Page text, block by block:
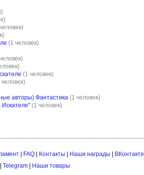
(1 человек)
(1 человек)
человек)
авторы) Фантастика (1 человек)
(1 человек)
| FAQ| Контакты Наши награды
ВКонтакте
Telegram Наши товары